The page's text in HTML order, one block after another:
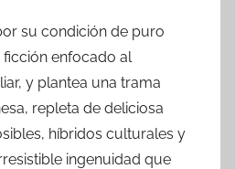
su condición de puro
enfocado al
y plantea una trama
repleta de deliciosa
híbridos culturales y
ingenuidad que